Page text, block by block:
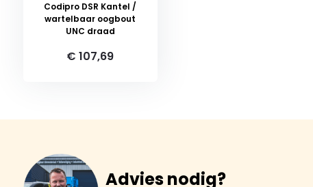
Codipro DSR Kantel /
wartelbaar oogbout
UNC draad
€ 107,69
Advies nodig?